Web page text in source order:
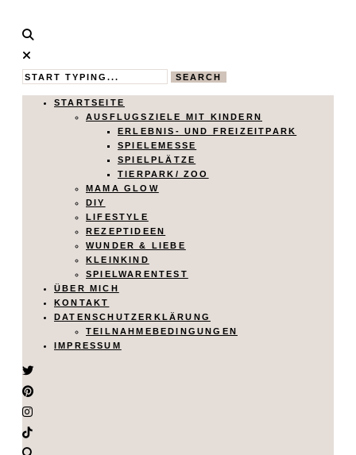
Calistas
Traum
MAMABLOG
SEARCH
STARTSEITE
AUSFLUGSZIELE MIT KINDERN
ERLEBNIS- UND FREIZEITPARK
SPIELEMESSE
SPIELPLÄTZE
TIERPARK/ ZOO
MAMA GLOW
DIY
LIFESTYLE
REZEPTIDEEN
WUNDER & LIEBE
KLEINKIND
SPIELWARENTEST
ÜBER MICH
KONTAKT
DATENSCHUTZERKLÄRUNG
TEILNAHMEBEDINGUNGEN
IMPRESSUM